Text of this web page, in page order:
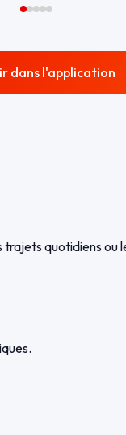
dans l'application
quotidiens ou